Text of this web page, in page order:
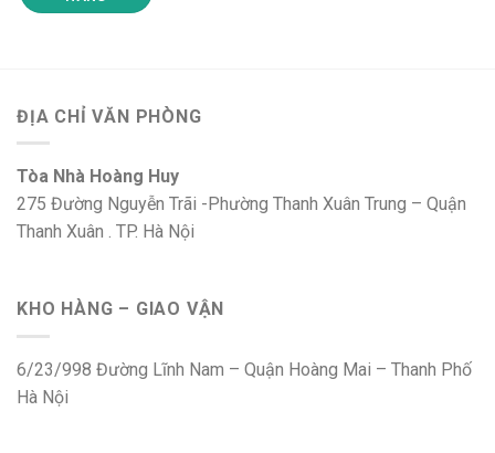
ĐỊA CHỈ VĂN PHÒNG
Tòa Nhà Hoàng Huy
275 Đường Nguyễn Trãi -Phường Thanh Xuân Trung – Quận
Thanh Xuân . TP. Hà Nội
KHO HÀNG – GIAO VẬN
6/23/998 Đường Lĩnh Nam – Quận Hoàng Mai – Thanh Phố
Hà Nội